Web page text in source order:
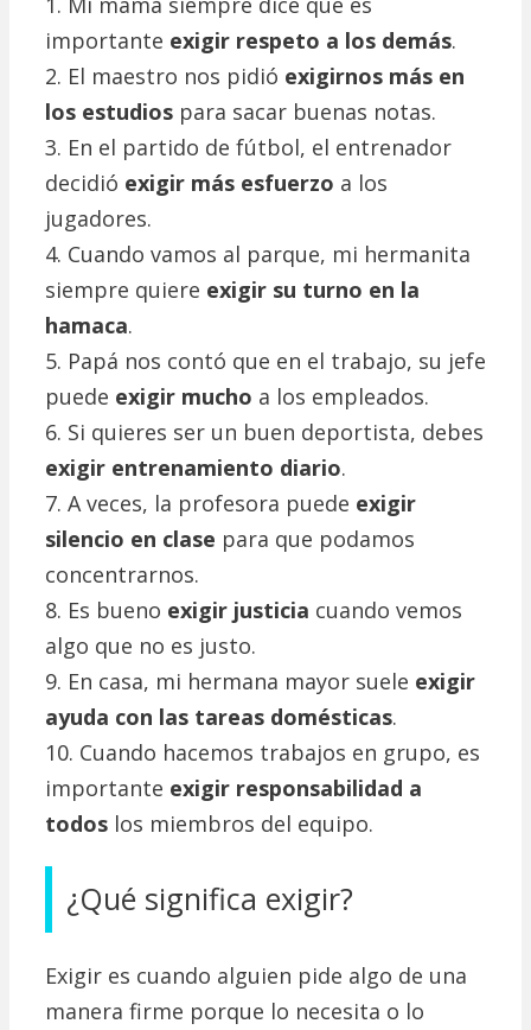
importante exigir respeto a los demás.
2. El maestro nos pidió exigirnos más en
los estudios para sacar buenas notas.
3. En el partido de fútbol, el entrenador
decidió exigir más esfuerzo a los
jugadores.
4. Cuando vamos al parque, mi hermanita
siempre quiere exigir su turno en la
hamaca.
5. Papá nos contó que en el trabajo, su jefe
puede exigir mucho a los empleados.
6. Si quieres ser un buen deportista, debes
exigir entrenamiento diario.
7. A veces, la profesora puede exigir
silencio en clase para que podamos
concentrarnos.
8. Es bueno exigir justicia cuando vemos
algo que no es justo.
9. En casa, mi hermana mayor suele exigir
ayuda con las tareas domésticas.
10. Cuando hacemos trabajos en grupo, es
importante exigir responsabilidad a
todos los miembros del equipo.
¿Qué significa exigir?
Exigir es cuando alguien pide algo de una
manera firme porque lo necesita o lo